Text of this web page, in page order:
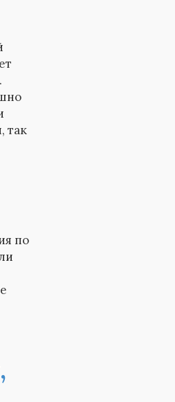
так
по